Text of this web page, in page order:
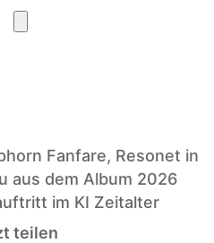
light/dark
teilen